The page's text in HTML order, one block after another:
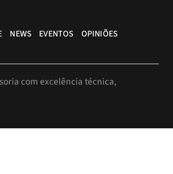
NEWS EVENTOS
OPINIÕES
com excelência técnica,